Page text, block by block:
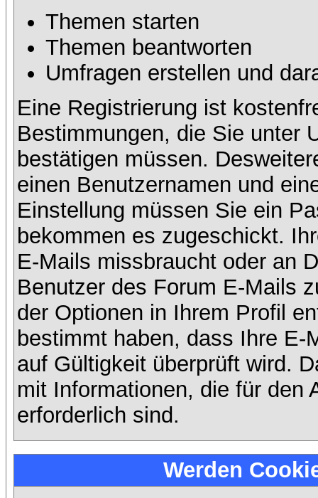
Themen starten
Themen beantworten
Umfragen erstellen und
Eine Registrierung ist
Bestimmungen, die Sie unter
bestätigen müssen.
einen Benutzernamen und
Einstellung müssen Sie ein
bekommen es zugeschickt.
E-Mails missbraucht oder an
Benutzer des Forum E-Mails
der Optionen in Ihrem Profil
bestimmt haben, dass Ihre E-
auf Gültigkeit überprüft wird.
mit Informationen, die für den
erforderlich sind.
Werden